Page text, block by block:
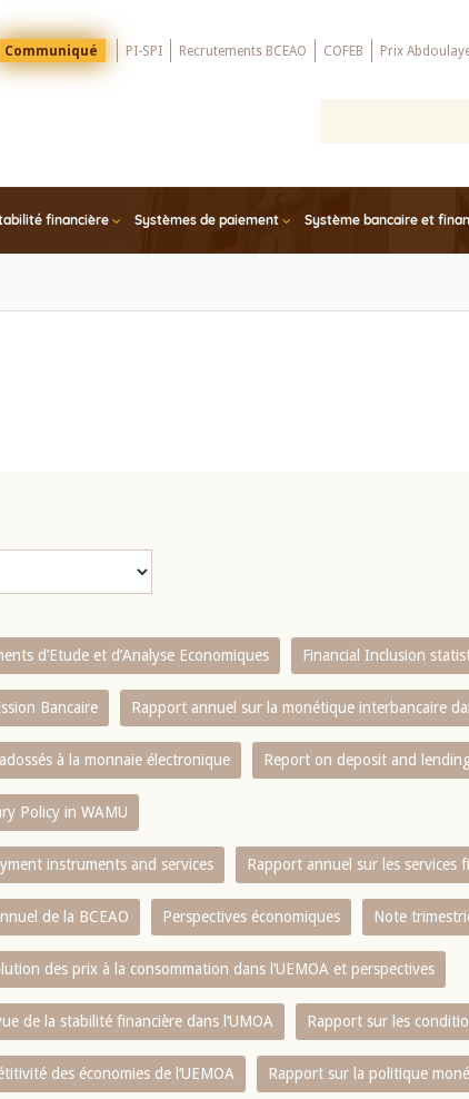
Menu
Communiqué PI-SPI Recrutements BCEAO COFEB Prix
financière Systèmes de paiement Système bancaire et
d’Etude et d’Analyse Economiques Financial Inclusion
Bancaire Rapport annuel sur la monétique interbancaire
à la monnaie électronique Report on deposit and
Policy in WAMU
instruments and services Rapport annuel sur les services
de la BCEAO Perspectives économiques Note
des prix à la consommation dans l‘UEMOA et perspectives
de la stabilité financière dans l‘UMOA Rapport sur les
des économies de l‘UEMOA Rapport sur la politique